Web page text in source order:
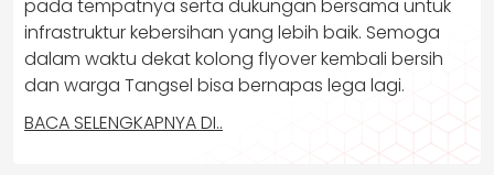
pada tempatnya serta dukungan bersama untuk
infrastruktur kebersihan yang lebih baik. Semoga
dalam waktu dekat kolong flyover kembali bersih
dan warga Tangsel bisa bernapas lega lagi.
BACA SELENGKAPNYA DI..